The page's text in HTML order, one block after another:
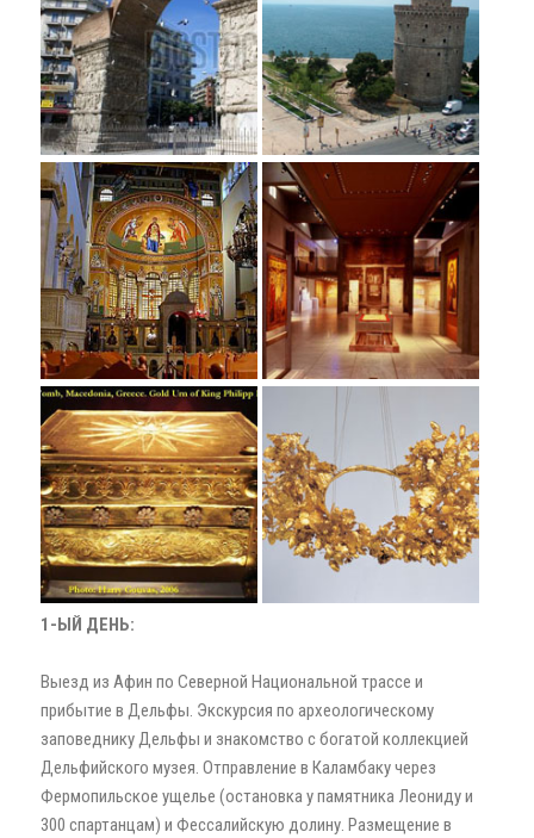
1-ЫЙ ДЕНЬ:
Выезд из Афин по Северной Национальной трассе и
прибытие в Дельфы. Экскурсия по археологическому
заповеднику Дельфы и знакомство с богатой коллекцией
Дельфийского музея. Отправление в Каламбаку через
Фермопильское ущелье (остановка у памятника Леониду и
300 спартанцам) и Фессалийскую долину. Размещение в